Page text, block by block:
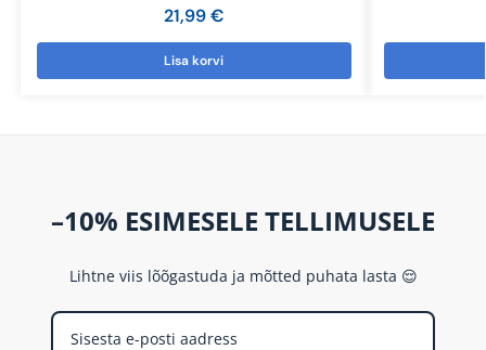
21,99€
Lisa korvi
–10% ESIMESELE TELLIMUSELE
Lihtne viis lõõgastuda ja mõtted puhata lasta 😌